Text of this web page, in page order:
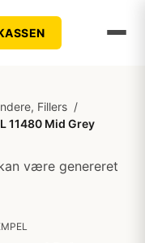
Fillers /
11480 Mid Grey
være genereret